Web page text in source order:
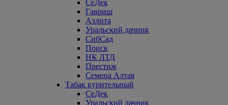
СеДек
Гавриш
Аэлита
Уральский дачник
СибСад
Поиск
НК ЛТД
Престиж
Семена Алтая
Табак курительный
СеДек
Уральский дачник